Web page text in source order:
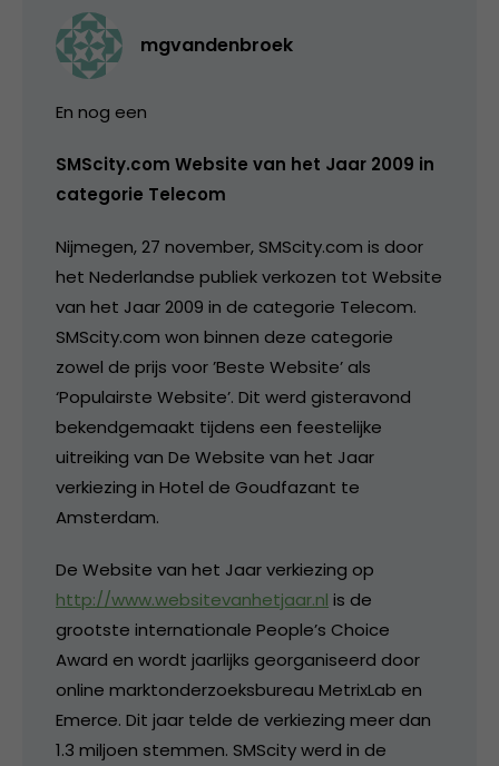
mgvandenbroek
En nog een
SMScity.com Website van het Jaar 2009 in
categorie Telecom
Nijmegen, 27 november, SMScity.com is door
het Nederlandse publiek verkozen tot Website
van het Jaar 2009 in de categorie Telecom.
SMScity.com won binnen deze categorie
zowel de prijs voor ’Beste Website’ als
‘Populairste Website’. Dit werd gisteravond
bekendgemaakt tijdens een feestelijke
uitreiking van De Website van het Jaar
verkiezing in Hotel de Goudfazant te
Amsterdam.
De Website van het Jaar verkiezing op
http://www.websitevanhetjaar.nl is de
grootste internationale People’s Choice
Award en wordt jaarlijks georganiseerd door
online marktonderzoeksbureau MetrixLab en
Emerce. Dit jaar telde de verkiezing meer dan
1.3 miljoen stemmen. SMScity werd in de